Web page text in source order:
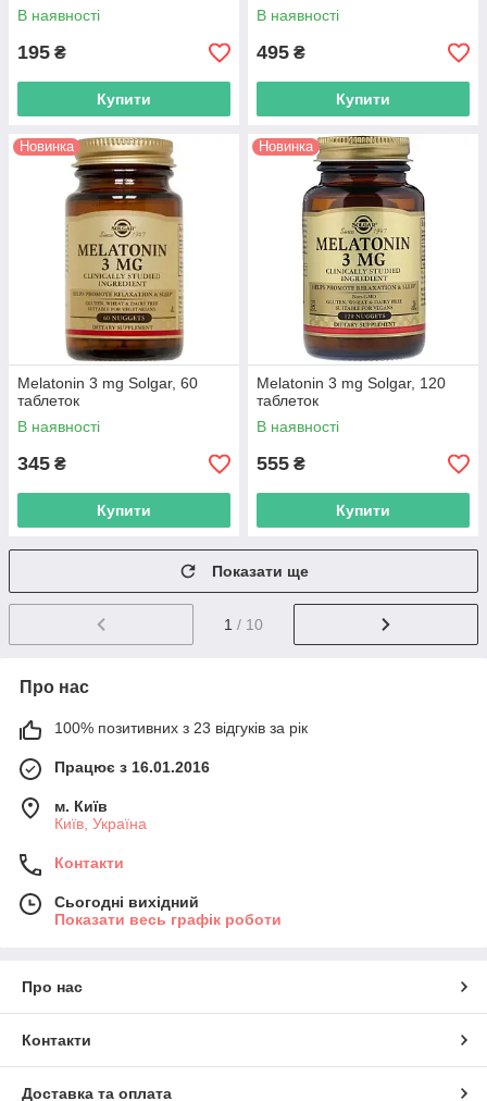
В наявності
195 ₴
Купити
В наявності
495 ₴
Купити
Новинка
Melatonin 3 mg Solgar, 60
таблеток
В наявності
345 ₴
Купити
Новинка
Melatonin 3 mg Solgar, 120
таблеток
В наявності
555 ₴
Купити
Показати ще
1 / 10
Про нас
100% позитивних з 23 відгуків за рік
Працює з 16.01.2016
м. Київ
Київ, Україна
Контакти
Сьогодні вихідний
Показати весь графік роботи
Про нас
Контакти
Доставка та оплата